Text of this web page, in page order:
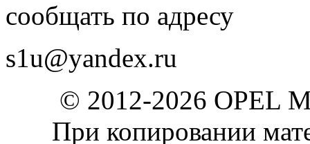
сообщать по адресу
s1u@yandex.ru
© 2012-2026 OPEL
При копировании